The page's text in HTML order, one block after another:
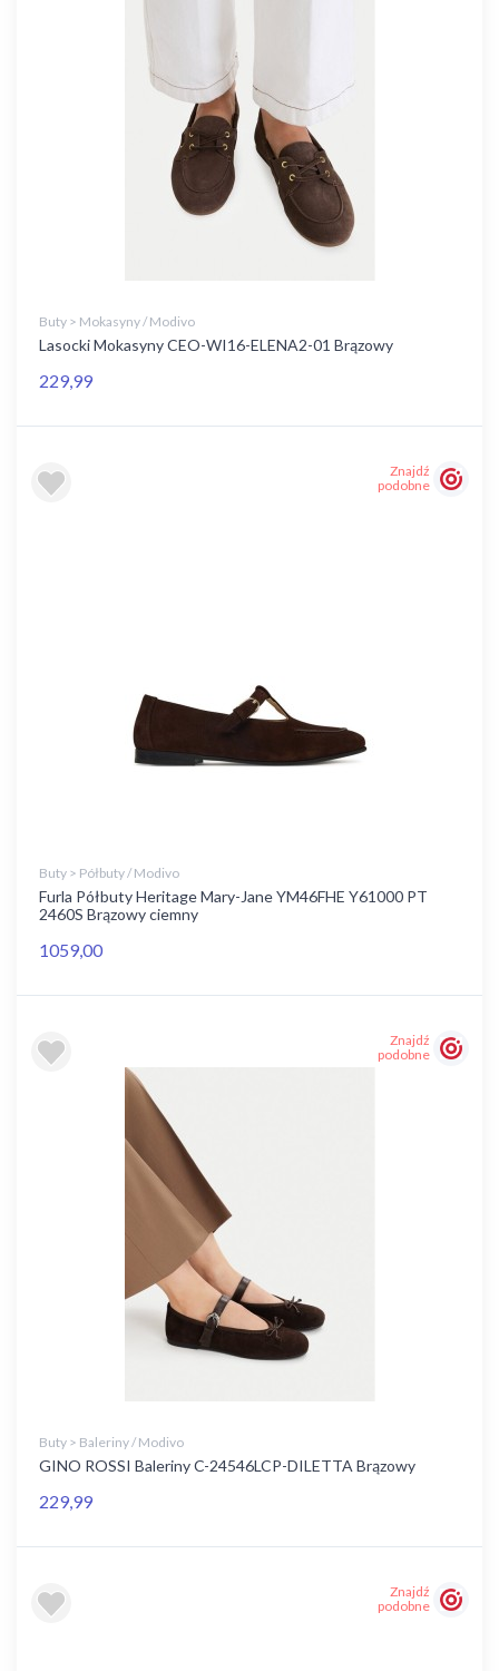
Buty > Mokasyny / Modivo
Lasocki Mokasyny CEO-WI16-ELENA2-01 Brązowy
229,99
Znajdź
podobne
Buty > Półbuty / Modivo
Furla Półbuty Heritage Mary-Jane YM46FHE Y61000 PT
2460S Brązowy ciemny
1059,00
Znajdź
podobne
Buty > Baleriny / Modivo
GINO ROSSI Baleriny C-24546LCP-DILETTA Brązowy
229,99
Znajdź
podobne